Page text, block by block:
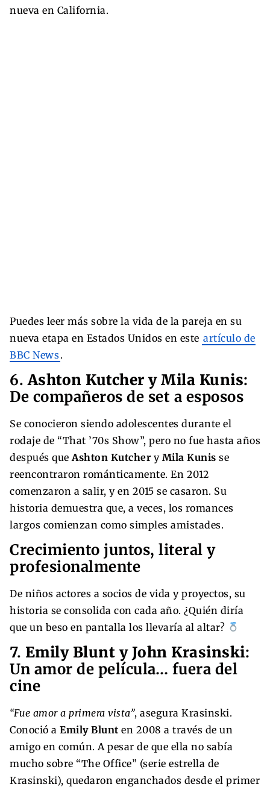
nueva en California.
Puedes leer más sobre la vida de la pareja en su
nueva etapa en Estados Unidos en este artículo de
BBC News.
6.Ashton Kutcher y Mila Kunis:
De compañeros de set a esposos
Se conocieron siendo adolescentes durante el
rodaje de “That ’70s Show”, pero no fue hasta años
después que Ashton Kutchery Mila Kunis se
reencontraron románticamente. En 2012
comenzaron a salir, y en 2015 se casaron. Su
historia demuestra que, a veces, los romances
largos comienzan como simples amistades.
Crecimiento juntos, literal y
profesionalmente
De niños actores a socios de vida y proyectos, su
historia se consolida con cada año. ¿Quién diría
que un beso en pantalla los llevaría al altar?
7. Emily Blunt y John Krasinski:
Un amor de película… fuera del
cine
“Fue amor a primera vista”, asegura Krasinski.
Conoció a Emily Blunt en 2008 a través de un
amigo en común. A pesar de que ella no sabía
mucho sobre “The Office” (serie estrella de
Krasinski), quedaron enganchados desde el primer